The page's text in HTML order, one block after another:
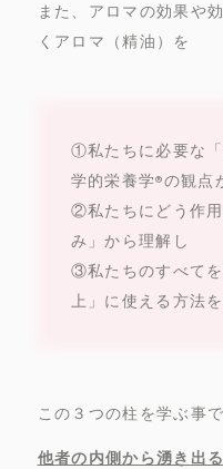
また、アロマの効果や
くアロマ（精油）を
①私たちに必要な
学的栄養学®の観点
②私たちにどう作
み」から理解し
③私たちのすべて
上」に使える方法
この３つの柱を学ぶ事で
他者の内側から湧き出